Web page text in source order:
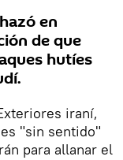
en
de que
hutíes
iraní,
"sin sentido"
para allanar el